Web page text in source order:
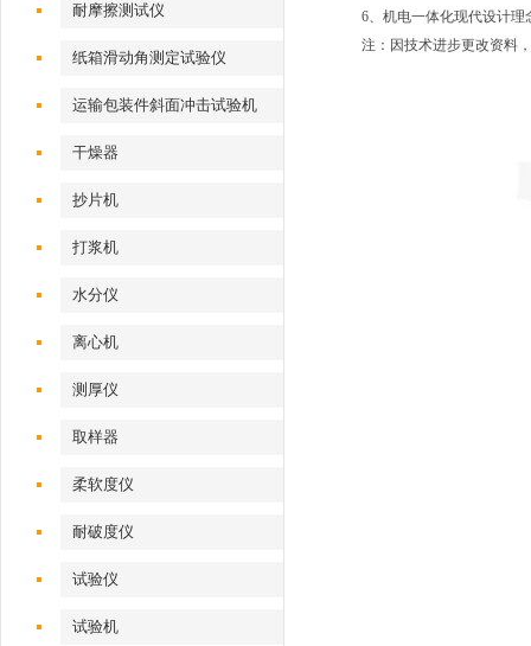
耐摩擦测试仪
纸箱滑动角测定试验仪
运输包装件斜面冲击试验机
干燥器
抄片机
打浆机
水分仪
离心机
测厚仪
取样器
柔软度仪
耐破度仪
试验仪
试验机
6、机电一体化现代设计
注：因技术进步更改资料